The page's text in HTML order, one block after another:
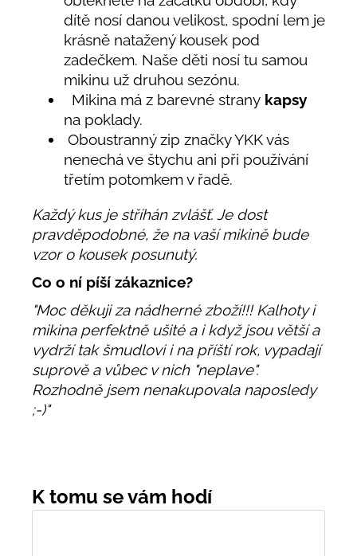
dítě nosí danou velikost, spodní lem je
krásně natažený kousek pod
zadečkem. Naše děti nosí tu samou
mikinu už druhou sezónu.
Mikina má z barevné strany kapsy
na poklady.
Oboustranný zip značky YKK vás
nenechá ve štychu ani při používání
třetím potomkem v řadě.
Každý kus je stříhán zvlášť. Je dost
pravděpodobné, že na vaší mikině bude
vzor o kousek posunutý.
Co o ní píší zákaznice?
"Moc děkuji za nádherné zboží!!! Kalhoty i
mikina perfektně ušité a i když jsou větší a
vydrží tak šmudlovi i na příští rok, vypadají
suprově a vůbec v nich "neplave".
Rozhodně jsem nenakupovala naposledy
;-)"